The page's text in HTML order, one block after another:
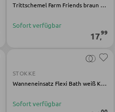
Trittschemel Farm Friends braun Polypropylen
Sofort verfügbar
17,99
STOKKE
Wanneneinsatz Flexi Bath weiß Kunststoff
Sofort verfügbar